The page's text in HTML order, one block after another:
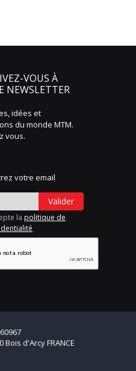
VOUS À
NEWSLETTER
idées et
du monde MTM.
vous.
votre email
Valider
la politique de
d'Arcy FRANCE